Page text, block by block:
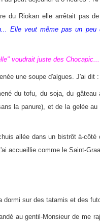
du Riokan elle arrêtait pas
Elle veut même pas un
voudrait juste des Chocapic...
une soupe d'algues. J'ai dit :
du tofu, du soja, du gâteau
la panure), et de la gelée
allée dans un bistrôt à-
accueillie comme le Saint-
dormi sur des tatamis et des
au gentil-Monsieur de me